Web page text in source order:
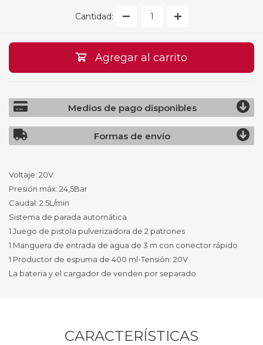
Cantidad:
Agregar al carrito
Medios de pago disponibles
Formas de envío
Voltaje: 20V
Presión máx: 24,5Bar
Caudal: 2.5L/min
Sistema de parada automática
1 Juego de pistola pulverizadora de 2 patrones
1 Manguera de entrada de agua de 3 m con conector rápido
1 Productor de espuma de 400 ml-Tensión: 20V
La bateria y el cargador de venden por separado
CARACTERÍSTICAS